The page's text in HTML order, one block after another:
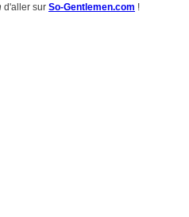
d'aller sur So-Gentlemen.com !